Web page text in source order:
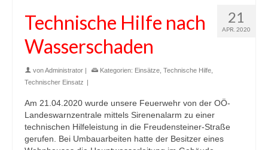
21
APR. 2020
Technische Hilfe nach
Wasserschaden
vonAdministrator | Kategorien: Einsätze Technische Hilfe
Technischer Einsatz |
Am 21.04.2020 wurde unsere Feuerwehr von der OÖ-
Landeswarnzentrale mittels Sirenenalarm zu einer
technischen Hilfeleistung in die Freudensteiner-Straße
gerufen. Bei Umbauarbeiten hatte der Besitzer eines